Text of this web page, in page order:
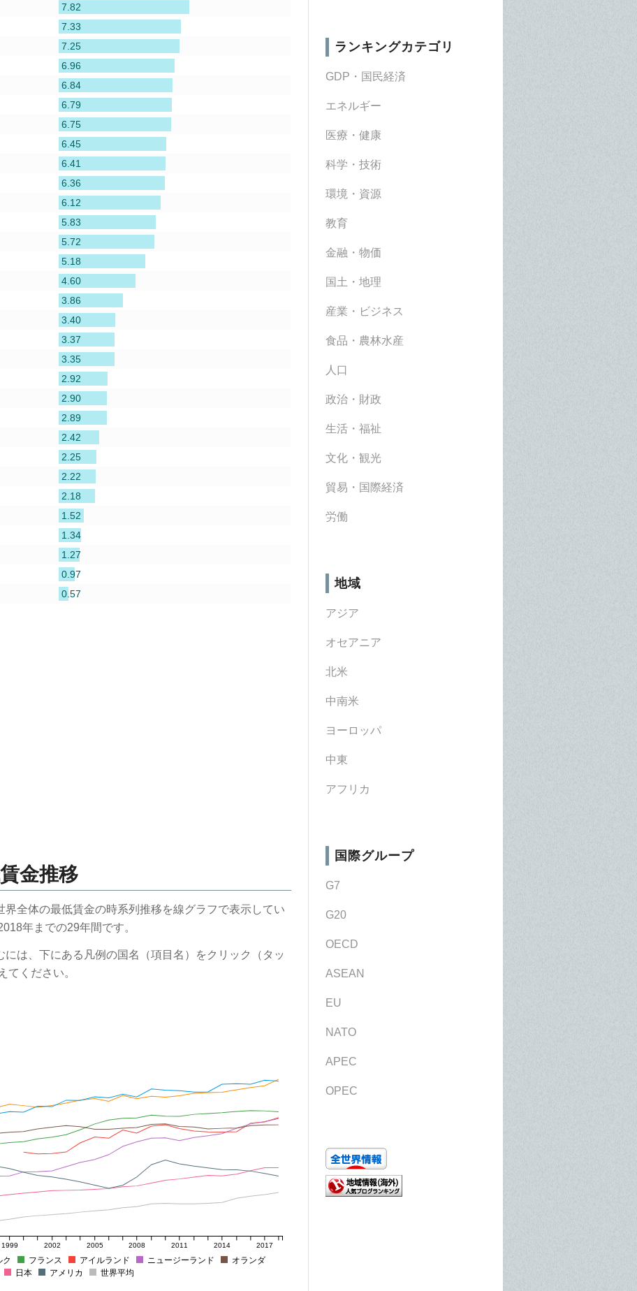
7.82
7.33
7.25
6.96
6.84
6.79
6.75
6.45
6.41
6.36
6.12
5.83
5.72
5.18
4.60
3.86
3.40
3.37
3.35
2.92
2.90
2.89
2.42
2.25
2.22
2.18
1.52
1.34
1.27
0.97
0.57
金推移
界全体の最低賃金の時系列推移を線グラフで表示してい
年までの29年間です。
には、下にある凡例の国名（項目名）をクリック（タッ
てください。
1999 2002 2005 2008 2011 2014 2017
ク フランス アイルランド ニュージーランド
オランダ
日本
アメリカ 世界平均
ランキングカテゴリ
GDP・国民経済
エネルギー
医療・健康
科学・技術
環境・資源
教育
金融・物価
国土・地理
産業・ビジネス
食品・農林水産
人口
政治・財政
生活・福祉
文化・観光
貿易・国際経済
労働
地域
アジア
オセアニア
北米
中南米
ヨーロッパ
中東
アフリカ
国際グループ
G7
G20
OECD
ASEAN
EU
NATO
APEC
OPEC